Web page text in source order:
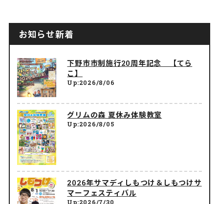
お知らせ新着
下野市市制施行20周年記念 【てら
こ】
Up:2026/8/06
グリムの森 夏休み体験教室
Up:2026/8/05
2026年サマディしもつけ＆しもつけサ
マーフェスティバル
Up:2026/7/30